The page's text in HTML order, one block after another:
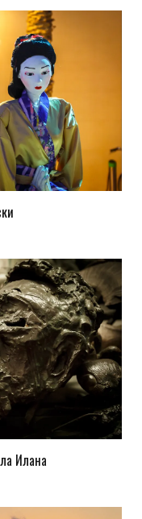
в этом браузере для
по email.
о новых
на комментарии
Илана